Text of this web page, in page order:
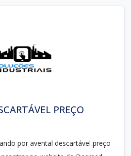
PREÇO
por avental descartável preço